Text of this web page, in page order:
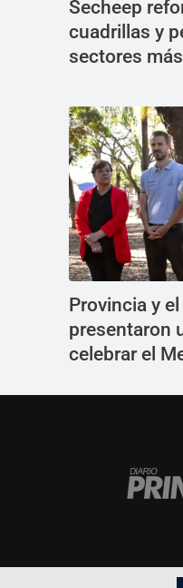
Secheep
cuadrillas y
sectores
Provincia y
presentaron
celebrar el